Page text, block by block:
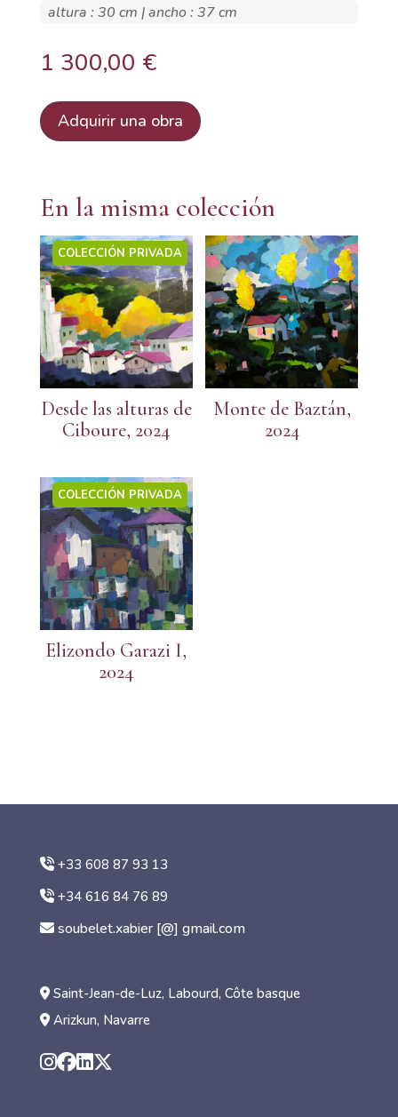
altura : 30 cm | ancho : 37 cm
1 300,00 €
Adquirir una obra
En la misma colección
COLECCIÓN PRIVADA
Desde las alturas de
Ciboure, 2024
Monte de Baztán,
2024
COLECCIÓN PRIVADA
Elizondo Garazi I,
2024
+33 608 87 93 13
+34 616 84 76 89
soubelet.xabier [@] gmail.com
Saint-Jean-de-Luz, Labourd, Côte basque
Arizkun, Navarre